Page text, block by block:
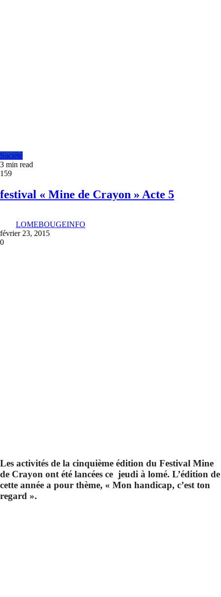
Société
3 min read
159
festival « Mine de Crayon » Acte 5
LOMEBOUGEINFO
février 23, 2015
0
Les activités de la cinquième édition du Festival Mine
de Crayon ont été lancées ce jeudi à lomé. L’édition de
cette année a pour thème, « Mon handicap, c’est ton
regard ».